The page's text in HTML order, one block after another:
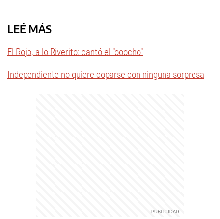
LEÉ MÁS
El Rojo, a lo Riverito: cantó el "ooocho"
Independiente no quiere coparse con ninguna sorpresa